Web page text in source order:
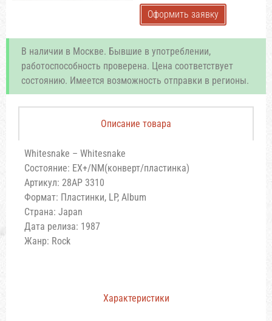
Оформить заявку
В наличии в Москве. Бывшие в употреблении,
работоспособность проверена. Цена соответствует
состоянию. Имеется возможность отправки в регионы.
Описание товара
Характеристики
Whitesnake – Whitesnake
Состояние: EX+/NM(конверт/пластинка)
Артикул: 28AP 3310
Формат: Пластинки, LP, Album
Страна: Japan
Дата релиза: 1987
Жанр: Rock